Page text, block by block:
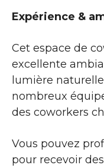
Expérience &
Cet espace de
excellente
lumière
nombreux
des coworkers
Vous pouvez
pour recevoir